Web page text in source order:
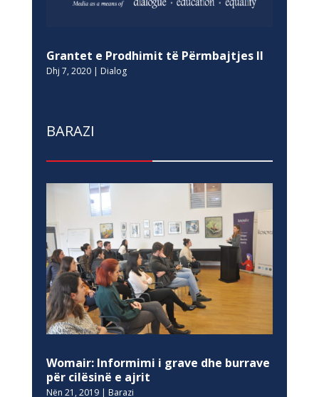
Grantet e Prodhimit të Përmbajtjes II
Dhj 7, 2020| Dialog
BARAZI
Womair: Informimi i grave dhe burrave
për cilësinë e ajrit
Nën 21, 2019| Barazi